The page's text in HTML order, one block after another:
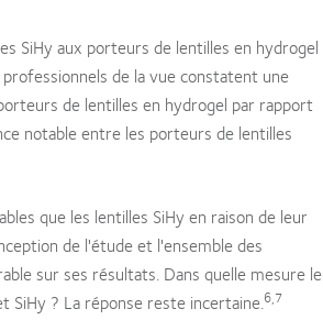
SiHy aux porteurs de lentilles en hydrogel
de la vue constatent une
de lentilles en hydrogel par rapport
notable entre les porteurs de lentilles
que les lentilles SiHy en raison de leur
de l'étude et l'ensemble des
sur ses résultats. Dans quelle mesure le
? La réponse reste incertaine.6,7